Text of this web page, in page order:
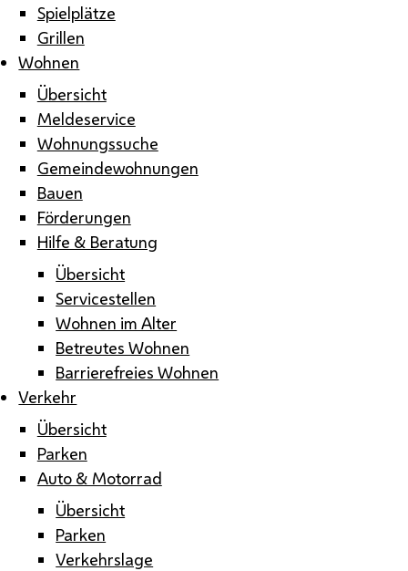
Spielplätze
Grillen
Wohnen
Übersicht
Meldeservice
Wohnungssuche
Gemeindewohnungen
Bauen
Förderungen
Hilfe & Beratung
Übersicht
Servicestellen
Wohnen im Alter
Betreutes Wohnen
Barrierefreies Wohnen
Verkehr
Übersicht
Parken
Auto & Motorrad
Übersicht
Parken
Verkehrslage